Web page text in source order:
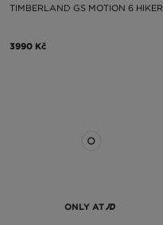
TIMBERLAND GS MOTION 6 HIKER
3990 Kč
ONLY AT